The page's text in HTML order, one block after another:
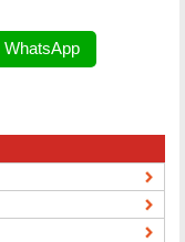
WhatsApp